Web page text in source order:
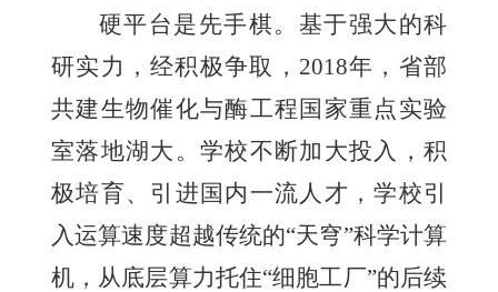
硬平台是先手棋。基于强大的科
研实力，经积极争取，2018年，省部
共建生物催化与酶工程国家重点实验
室落地湖大。学校不断加大投入，积
极培育、引进国内一流人才，学校引
入运算速度超越传统的“天穹”科学计算
机，从底层算力托住“细胞工厂”的后续